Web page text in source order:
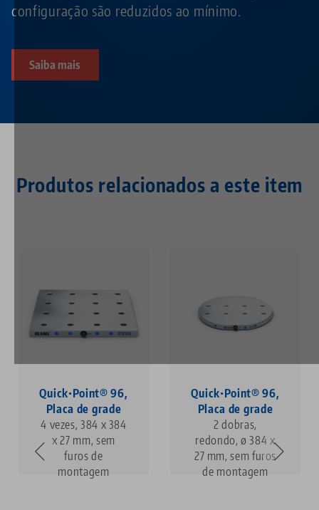
configuração são reduzidos ao mínimo.
Saiba mais
Produtos relacionados a este item
Quick•Point® 96,
Placa de grade
4 vezes, 384 x 384
x 27 mm, sem
furos de
montagem
Quick•Point® 96,
Placa de grade
2 dobras,
redondo, ø 384 x
27 mm, sem furos
de montagem